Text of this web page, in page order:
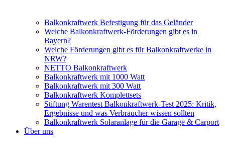
Balkonkraftwerk Befestigung für das Geländer
Welche Balkonkraftwerk-Förderungen gibt es in
Bayern?
Welche Förderungen gibt es für Balkonkraftwerke in
NRW?
NETTO Balkonkraftwerk
Balkonkraftwerk mit 1000 Watt
Balkonkraftwerk mit 300 Watt
Balkonkraftwerk Komplettsets
Stiftung Warentest Balkonkraftwerk-Test 2025: Kritik,
Ergebnisse und was Verbraucher wissen sollten
Balkonkraftwerk Solaranlage für die Garage & Carport
Über uns